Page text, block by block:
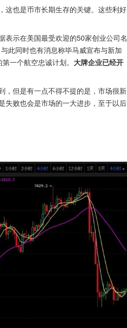
这也是币市长期生存的关键。这些利好
表示在美国最受欢迎的50家创业公司名
此同时也有消息称毕马威宣布与新加
第一个航空忠诚计划。 大牌企业已经开
，但是有一点不得不提的是，市场很新
失败也会是市场的一大进步，至于以后